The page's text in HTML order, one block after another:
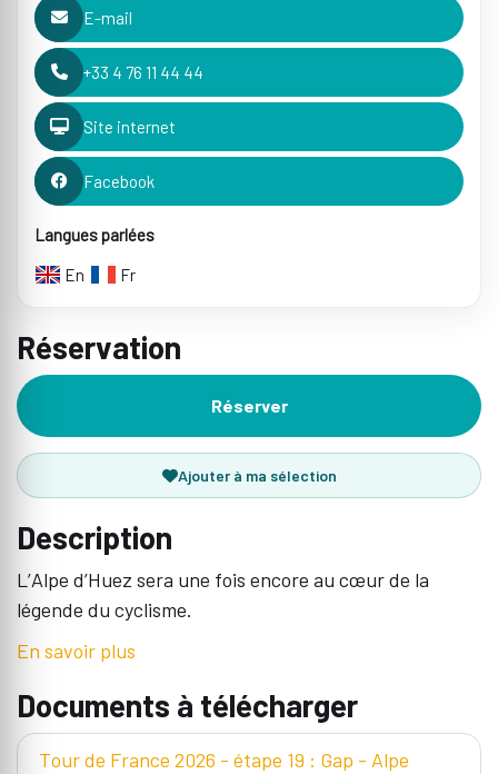
E-mail
+33 4 76 11 44 44
Site internet
Facebook
Langues parlées
En
Fr
Réservation
Réserver
Ajouter à ma sélection
Description
L’Alpe d’Huez sera une fois encore au cœur de la
légende du cyclisme.
En savoir plus
Documents à télécharger
Tour de France 2026 - étape 19 : Gap - Alpe